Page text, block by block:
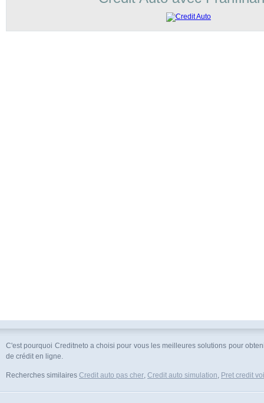
C'est pourquoi Creditneto a choisi pour vous les meilleures solutions pour
de crédit en ligne.
Recherches similaires Credit auto pas cher, Credit auto simulation, Pret credit